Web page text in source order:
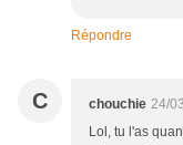
Répondre
C chouchie 24/
Lol, tu l'as